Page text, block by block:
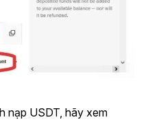
nạp USDT, hãy xem